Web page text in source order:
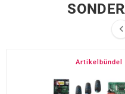

Artikelbündel